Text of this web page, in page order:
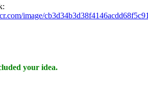
image/
your idea.